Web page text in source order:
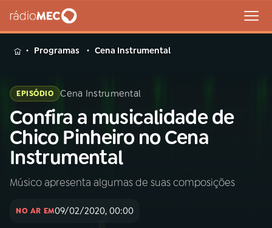
MENU
Buscar
na
Rádio
MEC
Buscar
Início AO VIVO
Programas Cena Instrumental
EPISÓDIO Cena Instrumental
Confira a musicalidade de
Chico Pinheiro no Cena
Instrumental
Músico apresenta algumas de suas composições
NO AR EM09/02/2020, 00:00